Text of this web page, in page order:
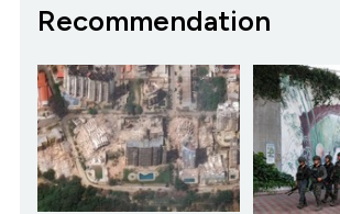
Recommendation